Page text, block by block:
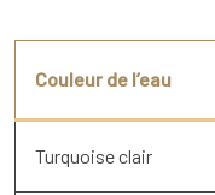
Couleur de l’eau
Turquoise clair